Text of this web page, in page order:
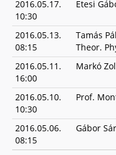
2016.05.17.
10:30
Etesi
2016.05.13.
08:15
Tamás
Theor.
2016.05.11.
16:00
Markó
2016.05.10.
10:30
Prof.
2016.05.06.
08:15
Gábor